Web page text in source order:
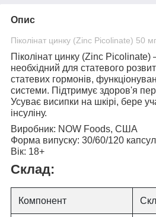
Опис
Піколінат цинку (Zinc Picolinate) 50
Піколінат цинку (Zinc Picolinate)
необхідний для статевого
статевих гормонів,
системи. Підтримує здоров'я
Усуває висипки на шкірі, бере
інсуліну.
Виробник: NOW Foods, США
Форма випуску: 30/60/120 капсул
Вік: 18+
Склад:
Компонент